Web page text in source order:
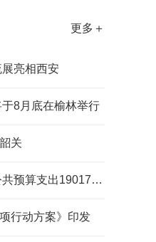
更多＋
亮相西安
8月底在榆林举行
关
今年上半年 汉中宁强一般公共预算支出190179 万元
行动方案》印发